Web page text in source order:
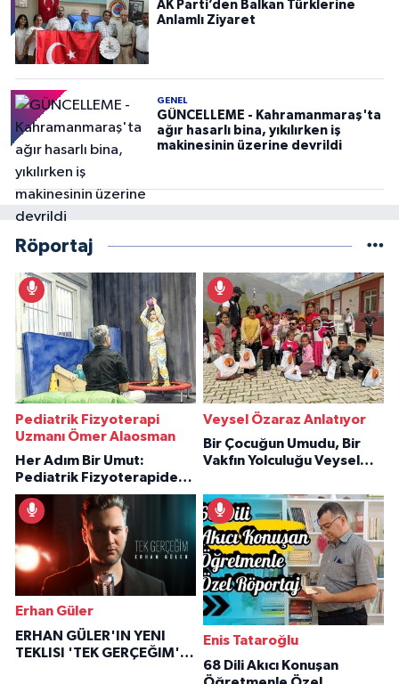
AK Parti’den Balkan Türklerine
Anlamlı Ziyaret
GENEL
GÜNCELLEME - Kahramanmaraş'ta
ağır hasarlı bina, yıkılırken iş
makinesinin üzerine devrildi
Röportaj
Pediatrik Fizyoterapi
Uzmanı Ömer Alaosman
Her Adım Bir Umut:
Pediatrik Fizyoterapiden
İlham Veren Hikâyeler
Veysel Özaraz Anlatıyor
Bir Çocuğun Umudu, Bir
Vakfın Yolculuğu Veysel
Erhan Güler
ERHAN GÜLER'IN YENI
TEKLISI 'TEK GERÇEĞIM'LE
Enis Tataroğlu
68 Dili Akıcı Konuşan